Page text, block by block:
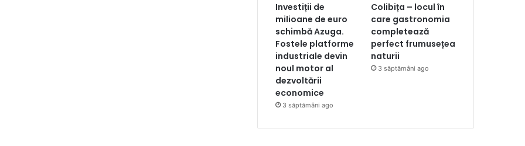
Investiții de
milioane de euro
schimbă Azuga.
Fostele platforme
industriale devin
noul motor al
dezvoltării
economice
3 săptămâni ago
Colibița – locul în
care gastronomia
completează
perfect frumusețea
naturii
3 săptămâni ago